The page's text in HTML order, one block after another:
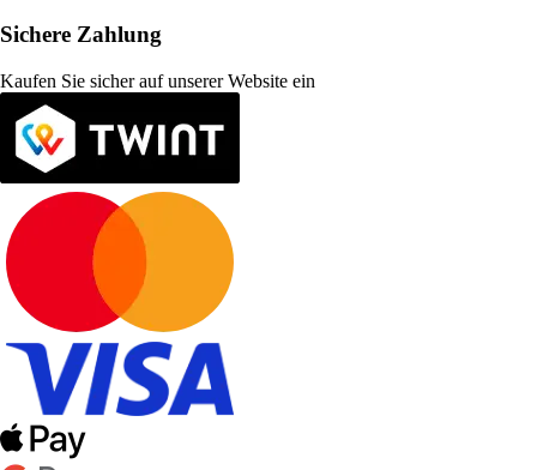
Sichere Zahlung
Kaufen Sie sicher auf unserer Website ein